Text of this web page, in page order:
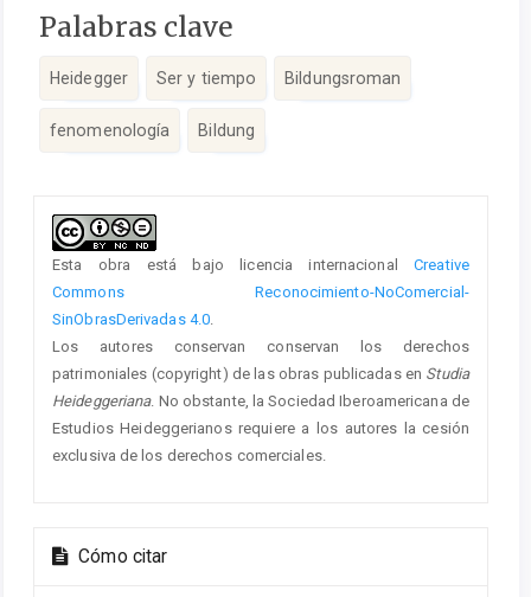
Palabras clave
Heidegger Ser y tiempo Bildungsroman
fenomenología Bildung
del
artículo
Esta obra está bajo licencia internacionalCreative
Commons Reconocimiento-NoComercial-
SinObrasDerivadas 4.0.
Los autores conservan conservan los derechos
patrimoniales (copyright) de las obras publicadas en Studia
Heideggeriana. No obstante, la Sociedad Iberoamericana de
Estudios Heideggerianos requiere a los autores la cesión
exclusiva de los derechos comerciales.
Cómo citar